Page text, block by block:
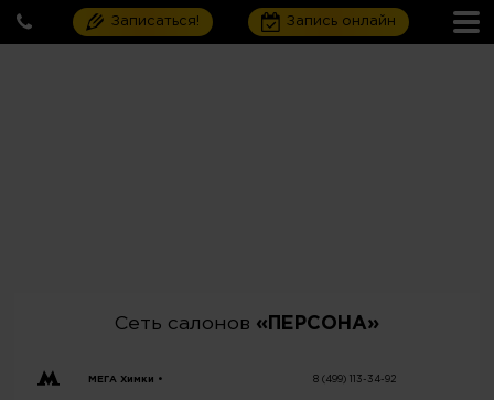
Записаться! Запись онлайн
Сеть салонов «ПЕРСОНА»
МЕГА Химки • 8 (499) 113-34-92